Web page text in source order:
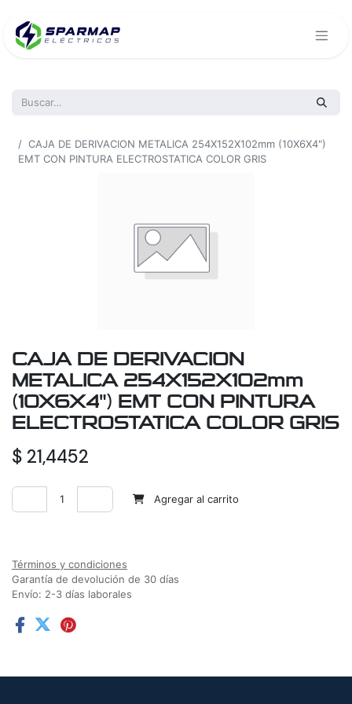
CAJA DE DERIVACION METALICA 254X152X102mm (10X6X4")
EMT CON PINTURA ELECTROSTATICA COLOR GRIS
CAJA DE DERIVACION
METALICA 254X152X102mm
(10X6X4") EMT CON PINTURA
ELECTROSTATICA COLOR GRIS
$ 21,4452
Agregar al carrito
Términos y condiciones
Garantía de devolución de 30 días
Envío: 2-3 días laborales